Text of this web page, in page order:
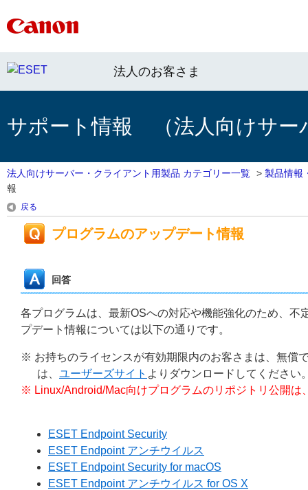
法人のお客さま
サポート情報 （法人向けサー
法人向けサーバー・クライアント用製品 カテゴリー一覧 > 製品情報
報
戻る
プログラムのアップデート情報
回答
各プログラムは、最新OSへの対応や機能強化のため、
プデート情報については以下の通りです。
※ お持ちのライセンスが有効期限内のお客さまは、無償
は、 ユーザーズサイト よりダウンロードしてください
※ Linux/Android/Mac向けプログラムのリポジトリ公開
ESET Endpoint Security
ESET Endpoint アンチウイルス
ESET Endpoint Security for macOS
ESET Endpoint アンチウイルス for OS X